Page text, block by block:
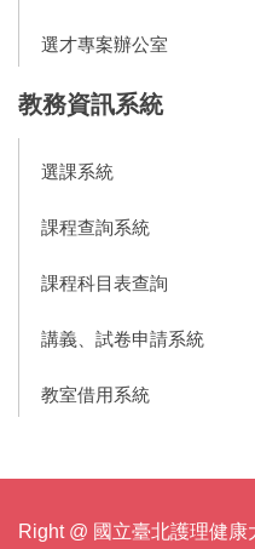
選才專案辦公室
教務資訊系統
選課系統
課程查詢系統
課程科目表查詢
講義、試卷申請系統
教室借用系統
Right @ 國立臺北護理健康